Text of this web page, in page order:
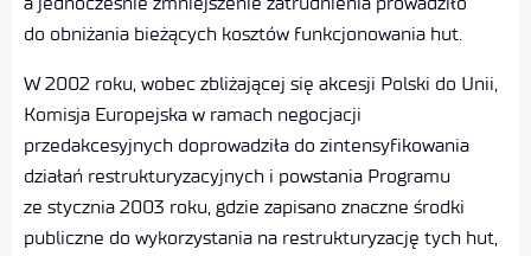
do obniżania bieżących kosztów funkcjonowania hut.
W 2002 roku, wobec zbliżającej się akcesji Polski do Unii,
Komisja Europejska w ramach negocjacji
przedakcesyjnych doprowadziła do zintensyfikowania
działań restrukturyzacyjnych i powstania Programu
ze stycznia 2003 roku, gdzie zapisano znaczne środki
publiczne do wykorzystania na restrukturyzację tych hut,